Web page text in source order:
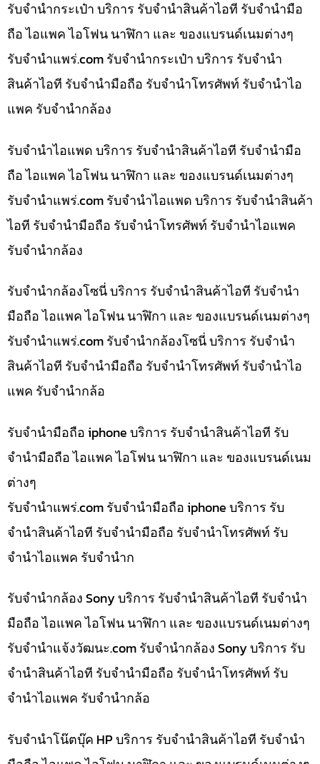
รับจำนำกระเป๋า บริการ รับจำนำสินค้าไอที รับจำนำมือ
ถือ ไอแพค ไอโฟน นาฬิกา และ ของแบรนด์เนมต่างๆ
รับจํานําแพร่.com รับจำนำกระเป๋า บริการ รับจำนำ
สินค้าไอที รับจำนำมือถือ รับจำนำโทรศัพท์ รับจำนำไอ
แพค รับจำนำกล้อง
รับจำนำไอแพด บริการ รับจำนำสินค้าไอที รับจำนำมือ
ถือ ไอแพค ไอโฟน นาฬิกา และ ของแบรนด์เนมต่างๆ
รับจํานําแพร่.com รับจำนำไอแพด บริการ รับจำนำสินค้า
ไอที รับจำนำมือถือ รับจำนำโทรศัพท์ รับจำนำไอแพค
รับจำนำกล้อง
รับจำนำกล้องโซนี่ บริการ รับจำนำสินค้าไอที รับจำนำ
มือถือ ไอแพค ไอโฟน นาฬิกา และ ของแบรนด์เนมต่างๆ
รับจํานําแพร่.com รับจำนำกล้องโซนี่ บริการ รับจำนำ
สินค้าไอที รับจำนำมือถือ รับจำนำโทรศัพท์ รับจำนำไอ
แพค รับจำนำกล้อ
รับจำนำมือถือ iphone บริการ รับจำนำสินค้าไอที รับ
จำนำมือถือ ไอแพค ไอโฟน นาฬิกา และ ของแบรนด์เนม
ต่างๆ
รับจํานําแพร่.com รับจำนำมือถือ iphone บริการ รับ
จำนำสินค้าไอที รับจำนำมือถือ รับจำนำโทรศัพท์ รับ
จำนำไอแพค รับจำนำก
รับจำนำกล้อง Sony บริการ รับจำนำสินค้าไอที รับจำนำ
มือถือ ไอแพค ไอโฟน นาฬิกา และ ของแบรนด์เนมต่างๆ
รับจํานําแจ้งวัฒนะ.com รับจำนำกล้อง Sony บริการ รับ
จำนำสินค้าไอที รับจำนำมือถือ รับจำนำโทรศัพท์ รับ
จำนำไอแพค รับจำนำกล้อ
รับจำนำโน๊ตบุ๊ค HP บริการ รับจำนำสินค้าไอที รับจำนำ